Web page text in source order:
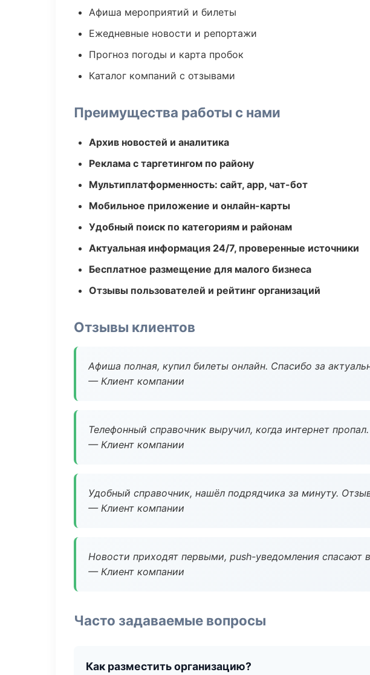
Афиша мероприятий и билеты
Ежедневные новости и репортажи
Прогноз погоды и карта пробок
Каталог компаний с отзывами
Преимущества работы с нами
Архив новостей и аналитика
Реклама с таргетингом по району
Мультиплатформенность: сайт, app, чат-бот
Мобильное приложение и онлайн-карты
Удобный поиск по категориям и районам
Актуальная информация 24/7, проверенные источники
Бесплатное размещение для малого бизнеса
Отзывы пользователей и рейтинг организаций
Отзывы клиентов
Афиша полная, купил билеты онлайн. Спасибо за
— Клиент компании
Телефонный справочник выручил, когда интернет пропал.
— Клиент компании
Удобный справочник, нашёл подрядчика за минуту.
— Клиент компании
Новости приходят первыми, push-уведомления спасают
— Клиент компании
Часто задаваемые вопросы
Как разместить организацию?